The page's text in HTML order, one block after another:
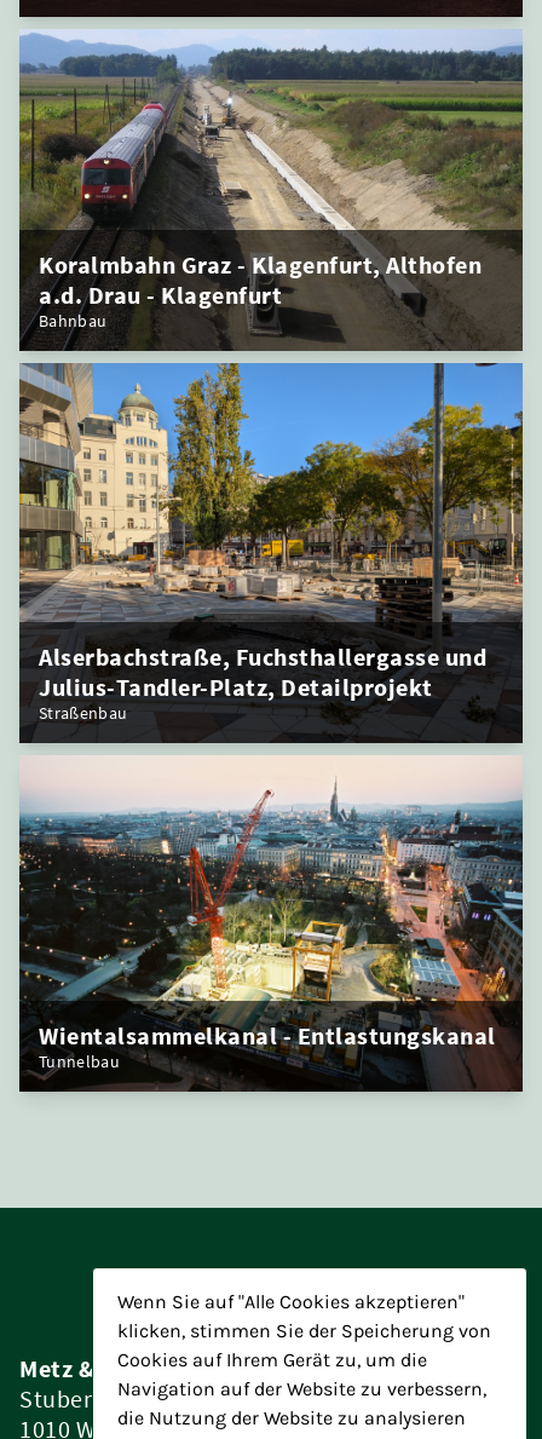
Koralmbahn Graz - Klagenfurt, Althofen
a.d. Drau - Klagenfurt
Bahnbau
Alserbachstraße, Fuchsthallergasse und
Julius-Tandler-Platz, Detailprojekt
Straßenbau
Wientalsammelkanal - Entlastungskanal
Tunnelbau
Metz & Partner Baumanagement ZT GmbH
Stubenring 4/15
1010 Wien
Wenn Sie auf "Alle Cookies akzeptieren"
klicken, stimmen Sie der Speicherung von
Cookies auf Ihrem Gerät zu, um die
Navigation auf der Website zu verbessern,
die Nutzung der Website zu analysieren